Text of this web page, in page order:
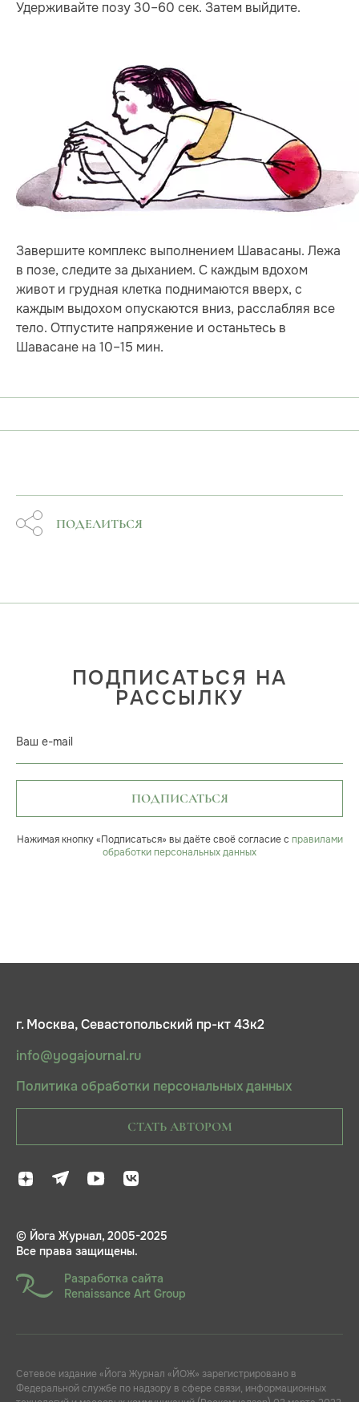
Удерживайте позу 30–60 сек. Затем выйдите.
Завершите комплекс выполнением Шавасаны. Лежа
в позе, следите за дыханием. С каждым вдохом
живот и грудная клетка поднимаются вверх, с
каждым выдохом опускаются вниз, расслабляя все
тело. Отпустите напряжение и останьтесь в
Шавасане на 10–15 мин.
ПОДЕЛИТЬСЯ
ПОДПИСАТЬСЯ НА
РАССЫЛКУ
Ваш e-mail
ПОДПИСАТЬСЯ
Нажимая кнопку «Подписаться» вы даёте своё согласие с правилами
обработки персональных данных
г. Москва, Севастопольский пр-кт 43к2
info@yogajournal.ru
Политика обработки персональных данных
СТАТЬ АВТОРОМ
© Йога Журнал, 2005-2025
Все права защищены.
Разработка сайта
Renaissance Art Group
Сетевое издание «Йога Журнал «ЙОЖ» зарегистрировано в
Федеральной службе по надзору в сфере связи, информационных